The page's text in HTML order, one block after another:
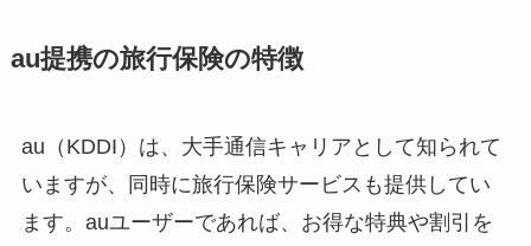
au提携の旅行保険の特徴
au（KDDI）は、大手通信キャリアとして知られて
いますが、同時に旅行保険サービスも提供してい
ます。auユーザーであれば、お得な特典や割引を